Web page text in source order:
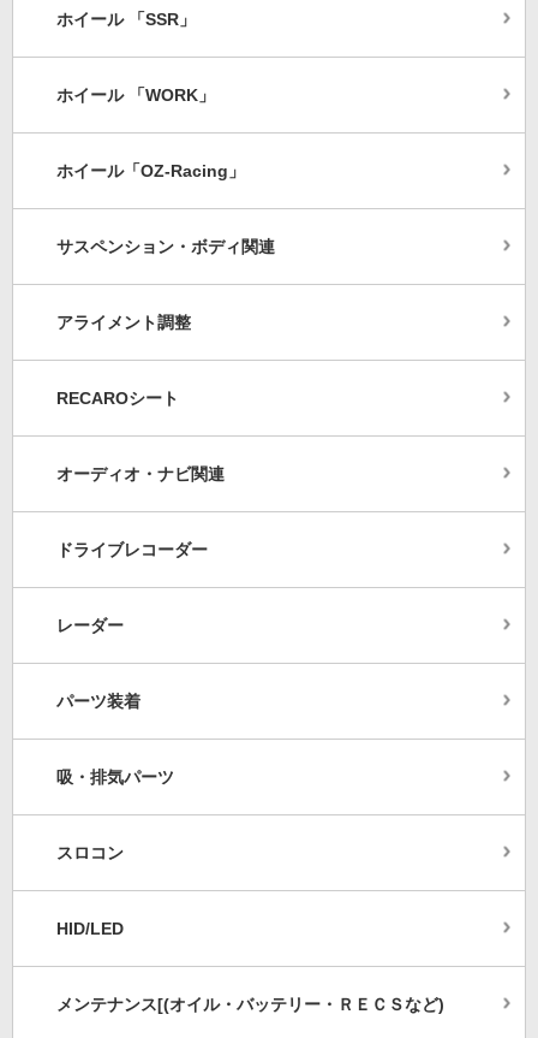
ホイール 「SSR」
ホイール 「WORK」
ホイール「OZ-Racing」
サスペンション・ボディ関連
アライメント調整
RECAROシート
オーディオ・ナビ関連
ドライブレコーダー
レーダー
パーツ装着
吸・排気パーツ
スロコン
HID/LED
メンテナンス[(オイル・バッテリー・ＲＥＣＳなど)